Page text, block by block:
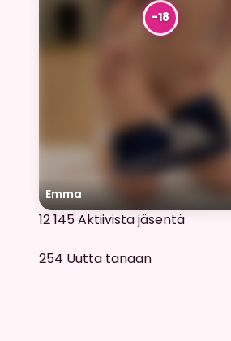
Emma
12 145Aktiivista jäsentä
254 Uutta tanaan